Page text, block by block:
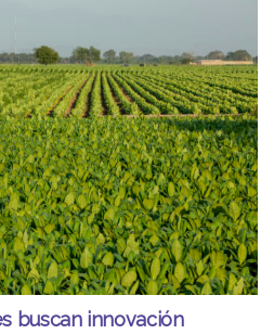
buscan innovación